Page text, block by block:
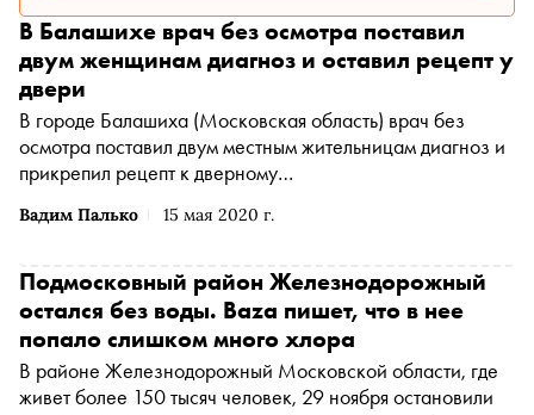
Вадим Палько 15 мая 2020 г.
В Балашихе врач без осмотра поставил
двум женщинам диагноз и оставил рецепт у
двери
В городе Балашиха (Московская область) врач без
осмотра поставил двум местным жительницам диагноз и
прикрепил рецепт к дверному
Подмосковный район Железнодорожный
остался без воды. Baza пишет, что в нее
попало слишком много хлора
В районе Железнодорожный Московской области, где
живет более 150 тысяч человек, 29 ноября остановили